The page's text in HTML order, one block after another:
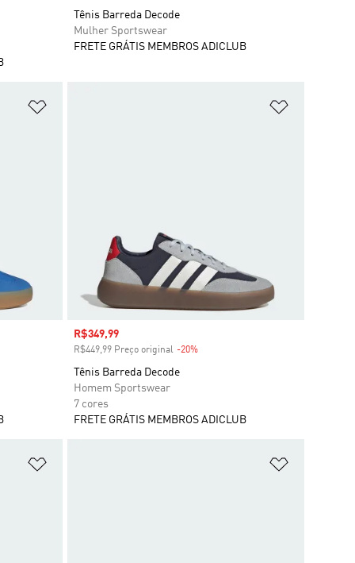
Tênis Barreda Decode
Mulher Sportswear
FRETE GRÁTIS MEMBROS ADICLUB
Preço com desconto
R$349,99
R$449,99 Preço original -20%Desconto
Tênis Barreda Decode
Homem Sportswear
7 cores
FRETE GRÁTIS MEMBROS ADICLUB